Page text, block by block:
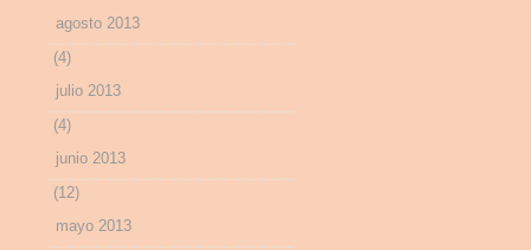
agosto 2013
(4)
julio 2013
(4)
junio 2013
(12)
mayo 2013